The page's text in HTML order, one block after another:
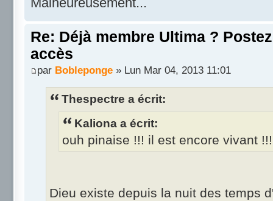
Re: Déjà membre Ultima ?
accès
par Bobleponge » Lun Mar 04, 2013 11:01
Thespectre a écrit:
Kaliona a écrit:
ouh pinaise !!! il est encore vivant
Dieu existe depuis la nuit des temps